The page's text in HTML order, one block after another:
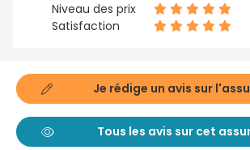
Niveau des prix
Satisfaction
Je rédige un avis sur
Tous les avis sur cet